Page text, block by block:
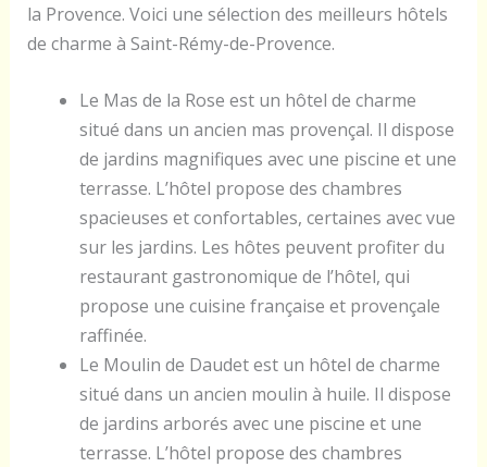
la Provence. Voici une sélection des meilleurs hôtels
de charme à Saint-Rémy-de-Provence.
Le Mas de la Rose est un hôtel de charme
situé dans un ancien mas provençal. Il dispose
de jardins magnifiques avec une piscine et une
terrasse. L’hôtel propose des chambres
spacieuses et confortables, certaines avec vue
sur les jardins. Les hôtes peuvent profiter du
restaurant gastronomique de l’hôtel, qui
propose une cuisine française et provençale
raffinée.
Le Moulin de Daudet est un hôtel de charme
situé dans un ancien moulin à huile. Il dispose
de jardins arborés avec une piscine et une
terrasse. L’hôtel propose des chambres